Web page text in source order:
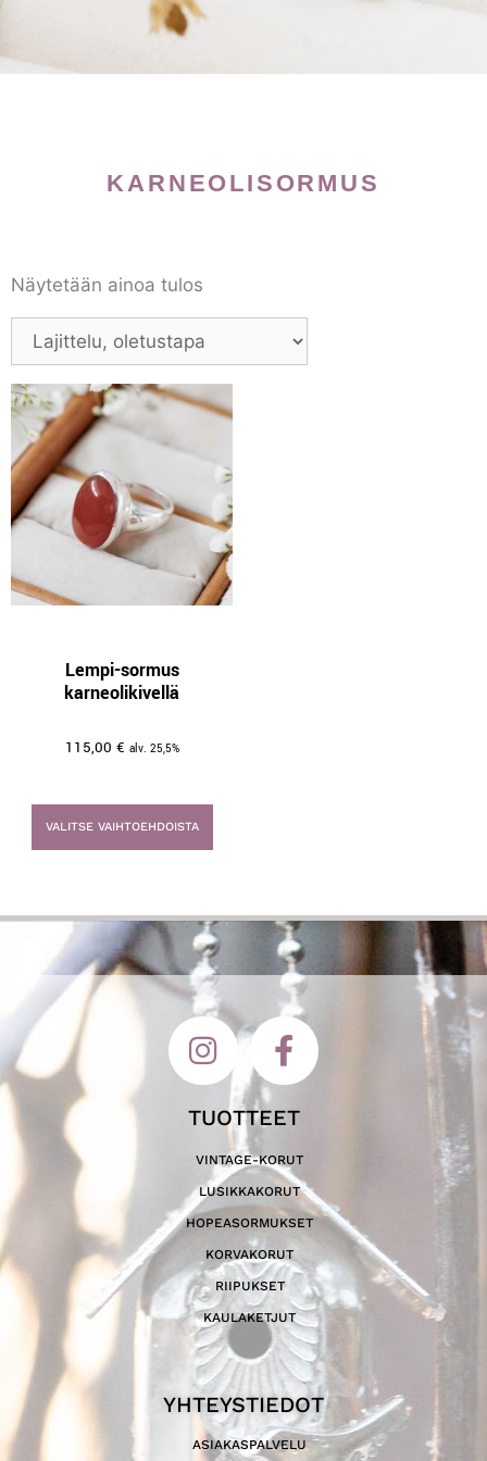
KARNEOLISORMUS
Näytetään ainoa tulos
Lempi-sormus
karneolikivellä
115,00 € alv. 25,5%
VALITSE VAIHTOEHDOISTA
TUOTTEET
VINTAGE-KORUT
LUSIKKAKORUT
HOPEASORMUKSET
KORVAKORUT
RIIPUKSET
KAULAKETJUT
YHTEYSTIEDOT
ASIAKASPALVELU